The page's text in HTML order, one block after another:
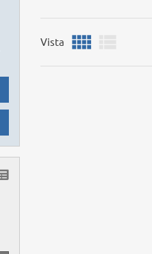
Vista 